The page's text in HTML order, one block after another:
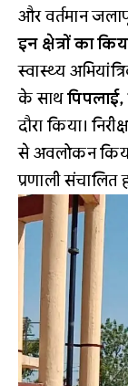
और वर्तमान
इन क्षेत्रों का
स्वास्थ्य
के साथ
दौरा किया।
से अवलोकन
प्रणाली संचालित